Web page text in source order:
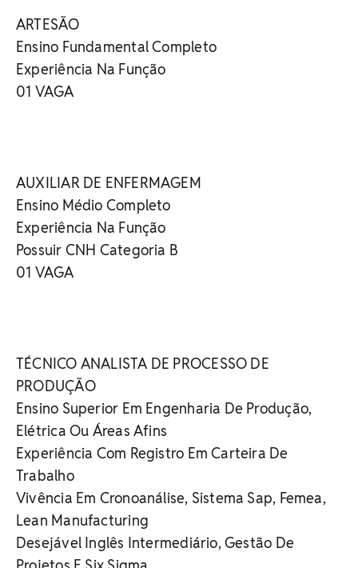
ARTESÃO
Ensino Fundamental Completo
Experiência Na Função
01 VAGA
AUXILIAR DE ENFERMAGEM
Ensino Médio Completo
Experiência Na Função
Possuir CNH Categoria B
01 VAGA
TÉCNICO ANALISTA DE PROCESSO DE
PRODUÇÃO
Ensino Superior Em Engenharia De Produção,
Elétrica Ou Áreas Afins
Experiência Com Registro Em Carteira De
Trabalho
Vivência Em Cronoanálise, Sistema Sap, Femea,
Lean Manufacturing
Desejável Inglês Intermediário, Gestão De